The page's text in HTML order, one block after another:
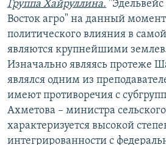
Группа Хайруллина.
Восток агро" на данный
политического влияния в
являются крупнейшими
Изначально являясь протеже
являлся одним из
имеют противоречия с
Ахметова – министра
характеризуется высокой
интегрированности с